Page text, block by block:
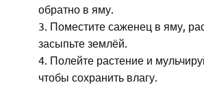
обратно в яму.
Поместите саженец в яму,
засыпьте землёй.
Полейте растение и
чтобы сохранить влагу.